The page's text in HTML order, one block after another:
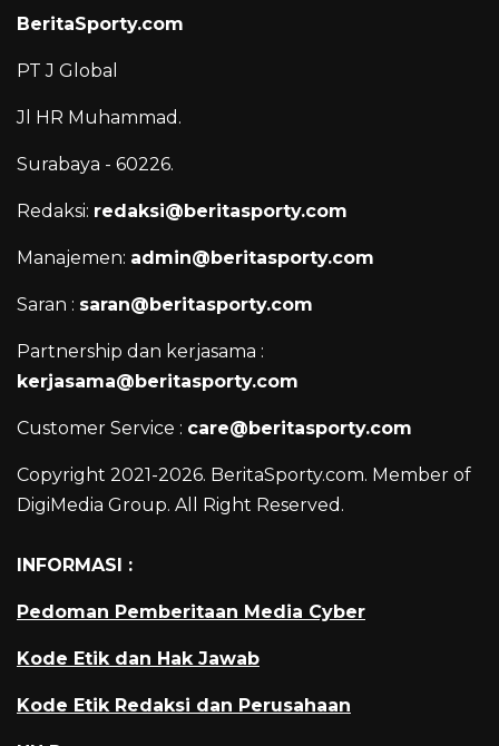
BeritaSporty.com
PT J Global
Jl HR Muhammad.
Surabaya - 60226.
Redaksi: redaksi@beritasporty.com
Manajemen: admin@beritasporty.com
Saran : saran@beritasporty.com
Partnership dan kerjasama :
kerjasama@beritasporty.com
Customer Service : care@beritasporty.com
Copyright 2021-2026. BeritaSporty.com. Member of
DigiMedia Group. All Right Reserved.
INFORMASI :
Pedoman Pemberitaan Media Cyber
Kode Etik dan Hak Jawab
Kode Etik Redaksi dan Perusahaan